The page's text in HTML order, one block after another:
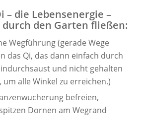
– die Lebensenergie –
den Garten fließen:
Wegführung (gerade Wege
das Qi, das dann einfach durch
und nicht gehalten
um alle Winkel zu erreichen.)
befreien,
Dornen am Wegrand